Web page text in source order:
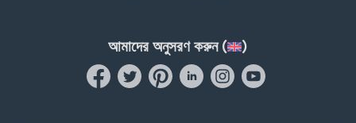
আমাদের অনুসরণ করুন ( )